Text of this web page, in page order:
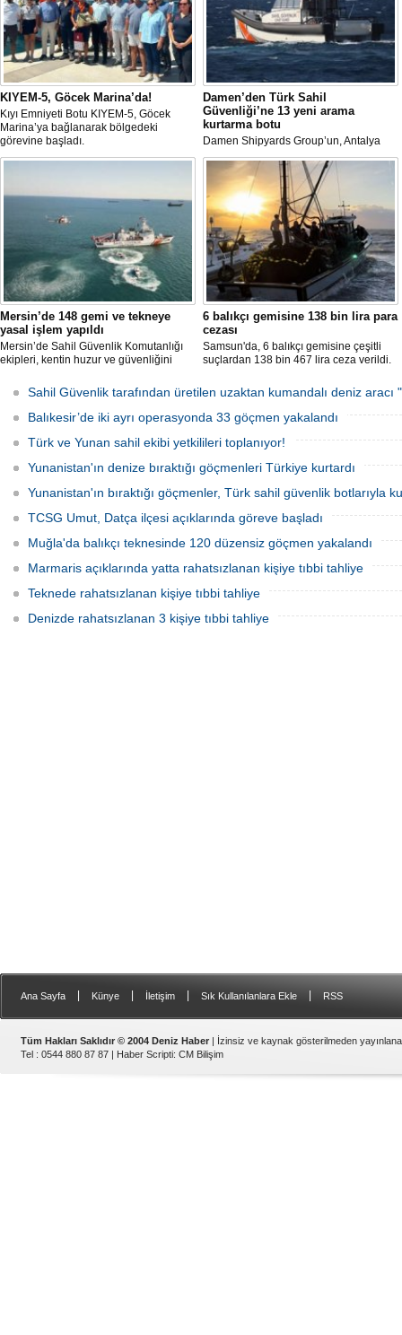
KIYEM-5, Göcek Marina’da!
Kıyı Emniyeti Botu KIYEM-5, Göcek
Marina’ya bağlanarak bölgedeki
görevine başladı.
Damen’den Türk Sahil
Güvenliği’ne 13 yeni arama
kurtarma botu
Damen Shipyards Group’un, Antalya
Serbest Bölgesi’ndeki stratejik üretim
üssü olan Damen Antalya, Türk Sahil
Güvenliği için kolları sıvıyor.
Mersin’de 148 gemi ve tekneye
yasal işlem yapıldı
Mersin’de Sahil Güvenlik Komutanlığı
ekipleri, kentin huzur ve güvenliğini
ayında 7 bin 783 saat görev yaptı.
Denetimlerde 2 bin 549 gemi ve tekne
kontrol edilirken, kurallara uymayan
148’ine yasal işlem uygulandı.
6 balıkçı gemisine 138 bin lira para
cezası
Samsun'da, 6 balıkçı gemisine çeşitli
suçlardan 138 bin 467 lira ceza verildi.
Sahil Güvenlik tarafından üretilen uzaktan kumandalı deniz aracı
Balıkesir’de iki ayrı operasyonda 33 göçmen yakalandı
Türk ve Yunan sahil ekibi yetkilileri toplanıyor!
Yunanistan'ın denize bıraktığı göçmenleri Türkiye kurtardı
Yunanistan'ın bıraktığı göçmenler, Türk sahil güvenlik botlarıyla
TCSG Umut, Datça ilçesi açıklarında göreve başladı
Muğla'da balıkçı teknesinde 120 düzensiz göçmen yakalandı
Marmaris açıklarında yatta rahatsızlanan kişiye tıbbi tahliye
Teknede rahatsızlanan kişiye tıbbi tahliye
Denizde rahatsızlanan 3 kişiye tıbbi tahliye
Ana Sayfa Künye İletişim Sık Kullanılanlara Ekle RSS
Tüm Hakları Saklıdır © 2004 Deniz Haber | İzinsiz ve kaynak gösterilmeden
Tel : 0544 880 87 87 | Haber Scripti: CM Bilişim